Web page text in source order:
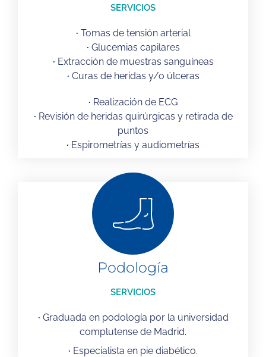
SERVICIOS
· Tomas de tensión arterial
· Glucemias capilares
· Extracción de muestras sanguíneas
· Curas de heridas y/o úlceras
· Realización de ECG
· Revisión de heridas quirúrgicas y retirada de
puntos
· Espirometrías y audiometrías
Podología
SERVICIOS
· Graduada en podología por la universidad
complutense de Madrid.
· Especialista en pie diabético.